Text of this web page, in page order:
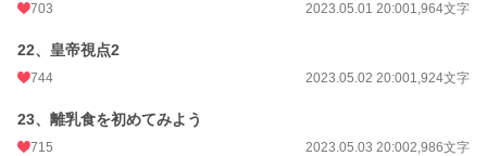
703 2023.05.01 20:001,964文字
22、皇帝視点2
744 2023.05.02 20:001,924文字
23、離乳食を初めてみよう
715 2023.05.03 20:002,986文字